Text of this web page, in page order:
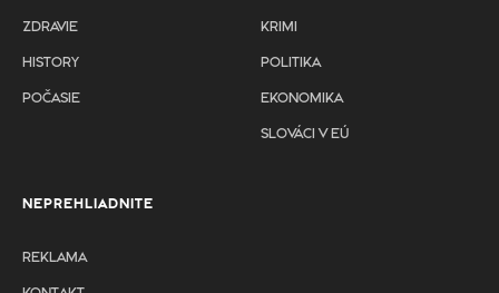
ZDRAVIE
HISTORY
POČASIE
KRIMI
POLITIKA
EKONOMIKA
SLOVÁCI V EÚ
NEPREHLIADNITE
REKLAMA